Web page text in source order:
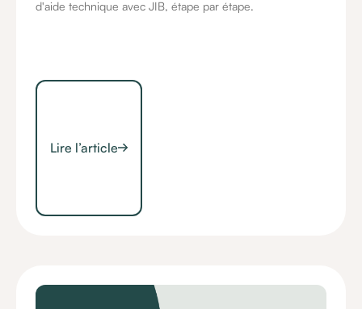
d'aide technique avec JIB, étape par étape.
Lire l’article